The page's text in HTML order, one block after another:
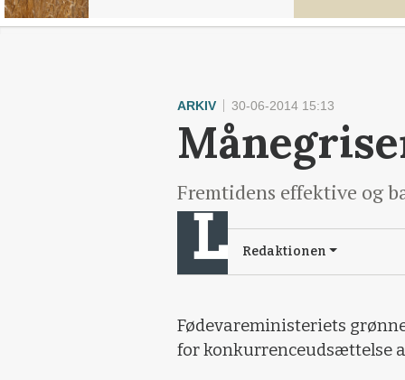
ARKIV 30-06-2014 15:13
Fremtidens effektive og
Redaktionen
Fødevareministeriets
for konkurrenceudsættelse